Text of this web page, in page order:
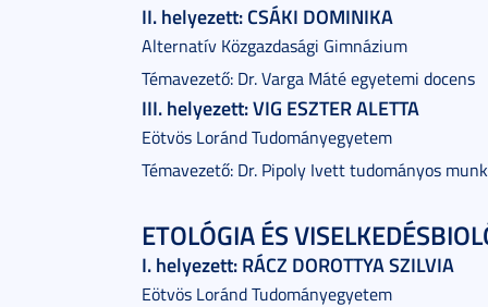
II. helyezett: CSÁKI DOMINIKA
Alternatív Közgazdasági Gimnázium
Témavezető: Dr. Varga Máté egyetemi docens
III. helyezett: VIG ESZTER ALETTA
Eötvös Loránd Tudományegyetem
Témavezető: Dr. Pipoly Ivett tudományos
ETOLÓGIA ÉS
I. helyezett: RÁCZ DOROTTYA SZILVIA
Eötvös Loránd Tudományegyetem